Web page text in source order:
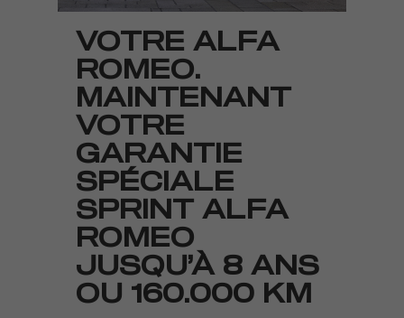
VOTRE ALFA
ROMEO.
MAINTENANT
VOTRE
GARANTIE
SPÉCIALE
SPRINT ALFA
ROMEO
JUSQU’À 8 ANS
OU 160.000 KM